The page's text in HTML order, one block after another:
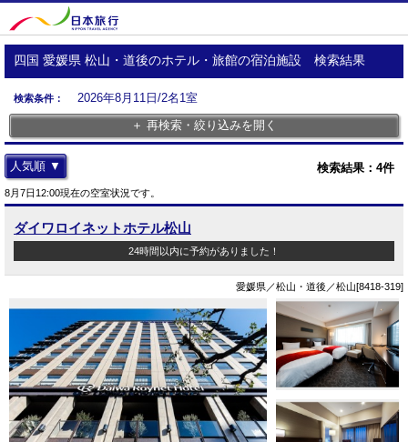
四国 愛媛県 松山・道後のホテル・旅館の宿泊施設 検索結果
検索条件：
2026年8月11日/2名1室
＋ 再検索・絞り込みを開く
検索結果： 4件
人気順 ▼
8月7日12:00現在の空室状況です。
ダイワロイネットホテル松山
24時間以内に予約がありました！
愛媛県／松山・道後／松山[8418-319]